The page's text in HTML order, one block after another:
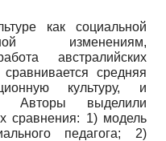
как социальной
изменениям,
австралийских
средняя
культуру, и
Авторы выделили
сравнения: 1) модель
педагога; 2)